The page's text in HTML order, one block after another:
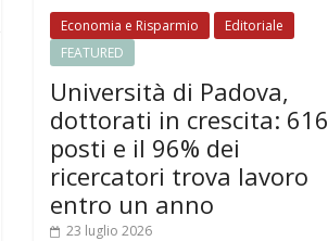
Economia e Risparmio
Editoriale
FEATURED
Università di Padova,
dottorati in crescita: 616
posti e il 96% dei
ricercatori trova lavoro
entro un anno
23 luglio 2026